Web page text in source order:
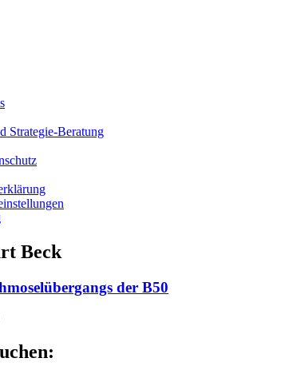
Strategie-Beratung
Beck
der B50